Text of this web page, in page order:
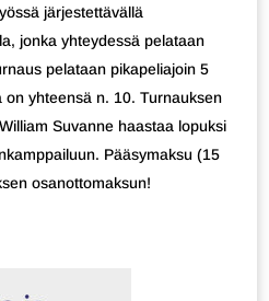
järjestettävällä
jonka yhteydessä pelataan
pelataan pikapeliajoin 5
yhteensä n. 10. Turnauksen
Suvanne haastaa lopuksi
Pääsymaksu (15
osanottomaksun!